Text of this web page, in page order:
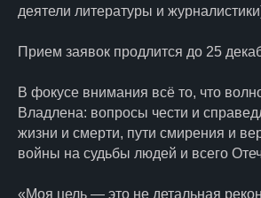
деятели литературы и
Прием заявок продлится до 25
В фокусе внимания всё то, что
Владлена: вопросы чести и
жизни и смерти, пути смирения и
войны на судьбы людей и всего
«Моя цель — это не детальная